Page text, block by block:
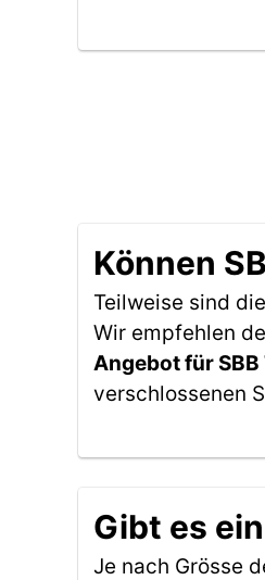
Können
Teilweise sind die
Wir empfehlen
Angebot für
verschlossenen
Gibt es
Je nach Grösse